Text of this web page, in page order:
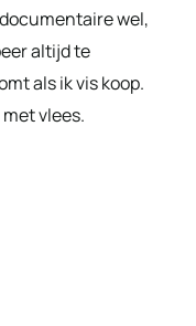
wel,
altijd te
als ik vis koop.
vlees.